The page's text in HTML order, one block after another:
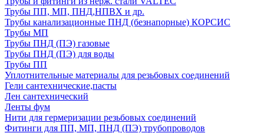
Трубы ПП, МП, ПНД,НПВХ и др.
Трубы канализационные ПНД (безнапорные) КОРСИС
Трубы МП
Трубы ПНД (ПЭ) газовые
Трубы ПНД (ПЭ) для воды
Трубы ПП
Уплотнительные материалы для резьбовых соединений
Гели сантехнические,пасты
Лен сантехнический
Ленты фум
Нити для гермеризации резьбовых соединений
Фитинги для ПП, МП, ПНД (ПЭ) трубопроводов